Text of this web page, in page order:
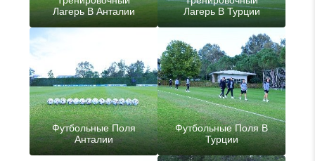
Лагерь В Анталии
Лагерь В Турции
Футбольные Поля
Анталии
Футбольные Поля В
Турции